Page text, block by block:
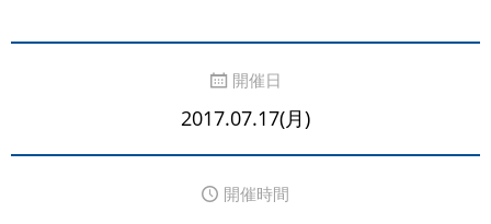
開催日
2017.07.17(月)
開催時間